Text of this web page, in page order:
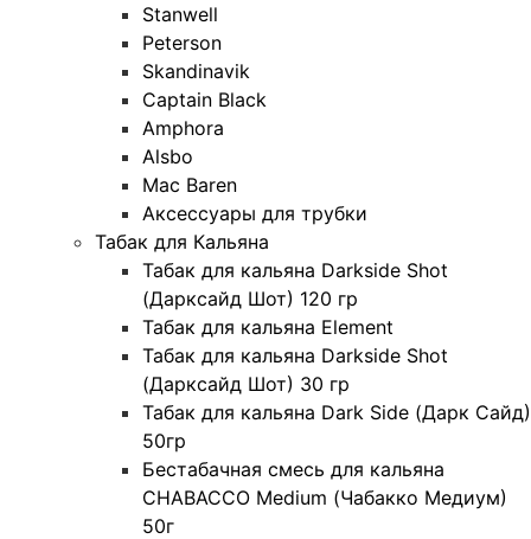
Stanwell
Peterson
Skandinavik
Captain Black
Amphora
Alsbo
Mac Baren
Аксессуары для трубки
Табак для Кальяна
Табак для кальяна Darkside Shot
(Дарксайд Шот) 120 гр
Табак для кальяна Element
Табак для кальяна Darkside Shot
(Дарксайд Шот) 30 гр
Табак для кальяна Dark Side (Дарк Сайд)
50гр
Бестабачная смесь для кальяна
CHABACCO Medium (Чабакко Медиум)
50г